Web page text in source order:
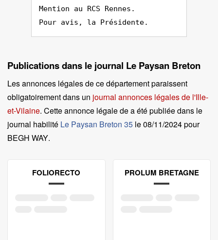
Mention au RCS Rennes.
Pour avis, la Présidente.
Publications dans le journal Le Paysan Breton
Les annonces légales de ce département paraissent
obligatoirement dans un journal annonces légales de l'Ille-
et-Vilaine. Cette annonce légale de a été publiée dans le
journal habilité Le Paysan Breton 35 le08/11/2024 pour
BEGH WAY.
FOLIORECTO PROLUM BRETAGNE